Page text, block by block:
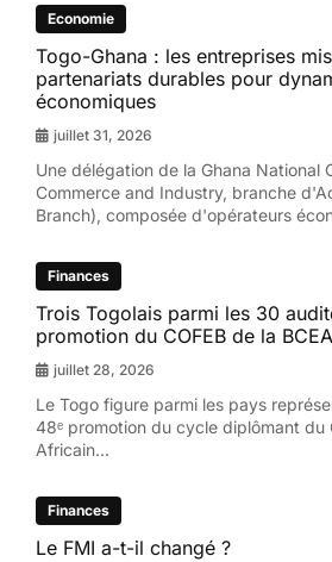
Economie
Togo-Ghana : les entreprises
partenariats durables pour
économiques
juillet 31, 2026
Une délégation de la Ghana National
Commerce and Industry, branche
Branch), composée d'opérateurs
Finances
Trois Togolais parmi les 30
promotion du COFEB de la
juillet 28, 2026
Le Togo figure parmi les pays
48ᵉ promotion du cycle diplômant du
Africain...
Finances
Le FMI a-t-il changé ?